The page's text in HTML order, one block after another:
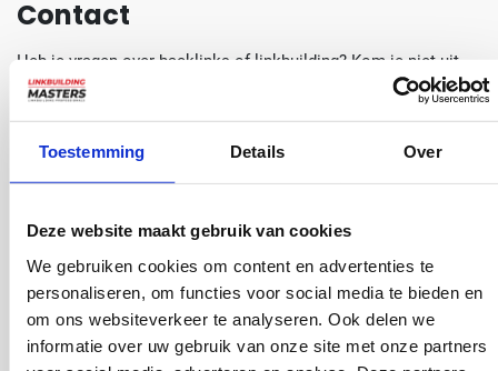
Toestemming Details Over
Deze website maakt gebruik van cookies
We gebruiken cookies om content en advertenties te
personaliseren, om functies voor social media te bieden en
om ons websiteverkeer te analyseren. Ook delen we
informatie over uw gebruik van onze site met onze partners
Contact
Heb je vragen over backlinks of linkbuilding? Kom je niet uit
onze pakketten of wil je maatwerk? Neem gerust contact met
ons op en wij zullen je zo snel mogelijk helpen.
E-
mailadres
Onderwerp